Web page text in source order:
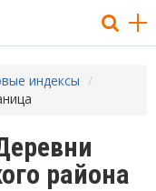
индексы
района